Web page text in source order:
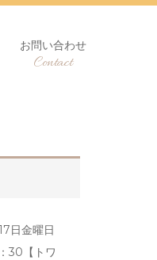
お問い合わせ
Contact
日金曜日
30【トワ